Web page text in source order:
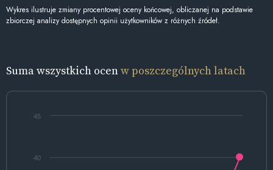
Wykres ilustruje zmiany procentowej oceny końcowej, obliczanej na podstawie
zbiorczej analizy dostępnych opinii użytkowników z różnych źródeł.
Suma wszystkich ocenw poszczególnych latach
40
45